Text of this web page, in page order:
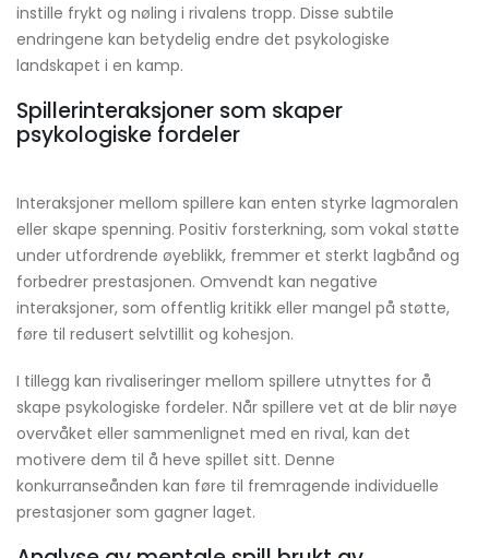
instille frykt og nøling i rivalens tropp. Disse subtile
endringene kan betydelig endre det psykologiske
landskapet i en kamp.
Spillerinteraksjoner som skaper
psykologiske fordeler
Interaksjoner mellom spillere kan enten styrke lagmoralen
eller skape spenning. Positiv forsterkning, som vokal støtte
under utfordrende øyeblikk, fremmer et sterkt lagbånd og
forbedrer prestasjonen. Omvendt kan negative
interaksjoner, som offentlig kritikk eller mangel på støtte,
føre til redusert selvtillit og kohesjon.
I tillegg kan rivaliseringer mellom spillere utnyttes for å
skape psykologiske fordeler. Når spillere vet at de blir nøye
overvåket eller sammenlignet med en rival, kan det
motivere dem til å heve spillet sitt. Denne
konkurranseånden kan føre til fremragende individuelle
prestasjoner som gagner laget.